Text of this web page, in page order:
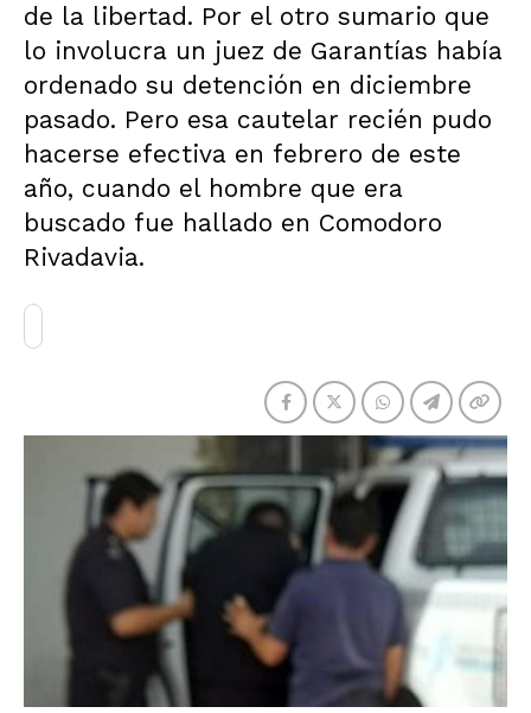
de la libertad. Por el otro sumario que
lo involucra un juez de Garantías había
ordenado su detención en diciembre
pasado. Pero esa cautelar recién pudo
hacerse efectiva en febrero de este
año, cuando el hombre que era
buscado fue hallado en Comodoro
Rivadavia.